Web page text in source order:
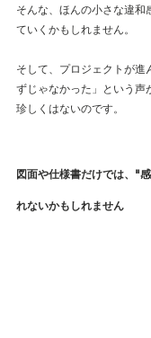
そんな、ほんの小さな違和
ていくかもしれません。
そして、プロジェクトが進
ずじゃなかった」という声
珍しくはないのです。
図面や仕様書だけでは、"
れないかもしれません